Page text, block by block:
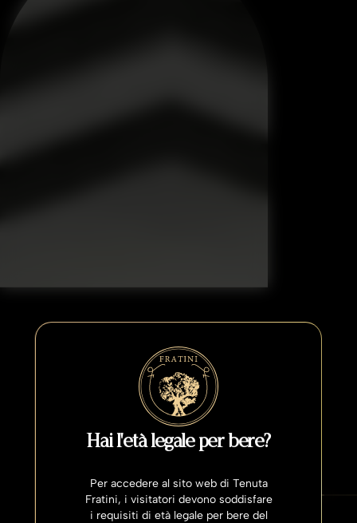
Cantina e Vinificazione
antina e
nificazione
Hai l'età legale per bere?
Per accedere al sito web di Tenuta
Fratini, i visitatori devono soddisfare
i requisiti di età legale per bere del